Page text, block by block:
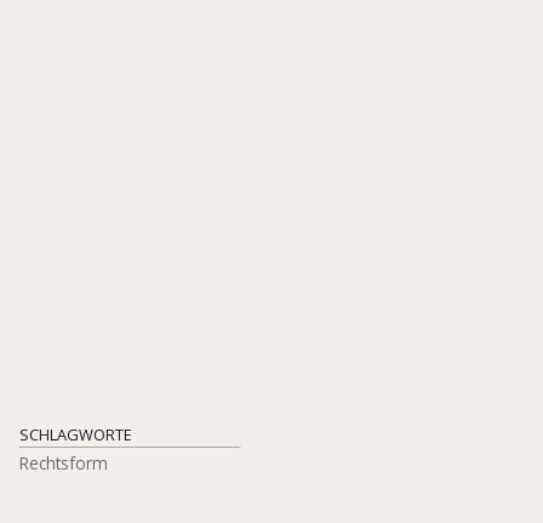
SCHLAGWORTE
Rechtsform